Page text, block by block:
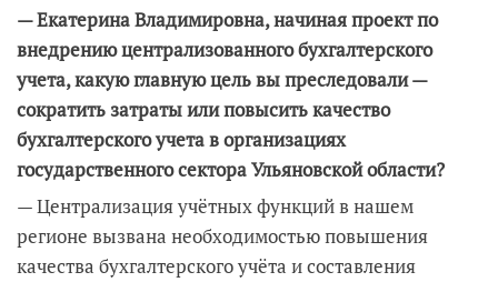
— Екатерина Владимировна, начиная проект по
внедрению централизованного бухгалтерского
учета, какую главную цель вы преследовали —
сократить затраты или повысить качество
бухгалтерского учета в организациях
государственного сектора Ульяновской области?
— Централизация учётных функций в нашем
регионе вызвана необходимостью повышения
качества бухгалтерского учёта и составления